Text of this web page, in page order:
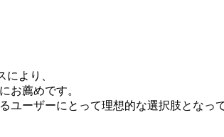
より、
お薦めです。
ーザーにとって理想的な選択肢となっ